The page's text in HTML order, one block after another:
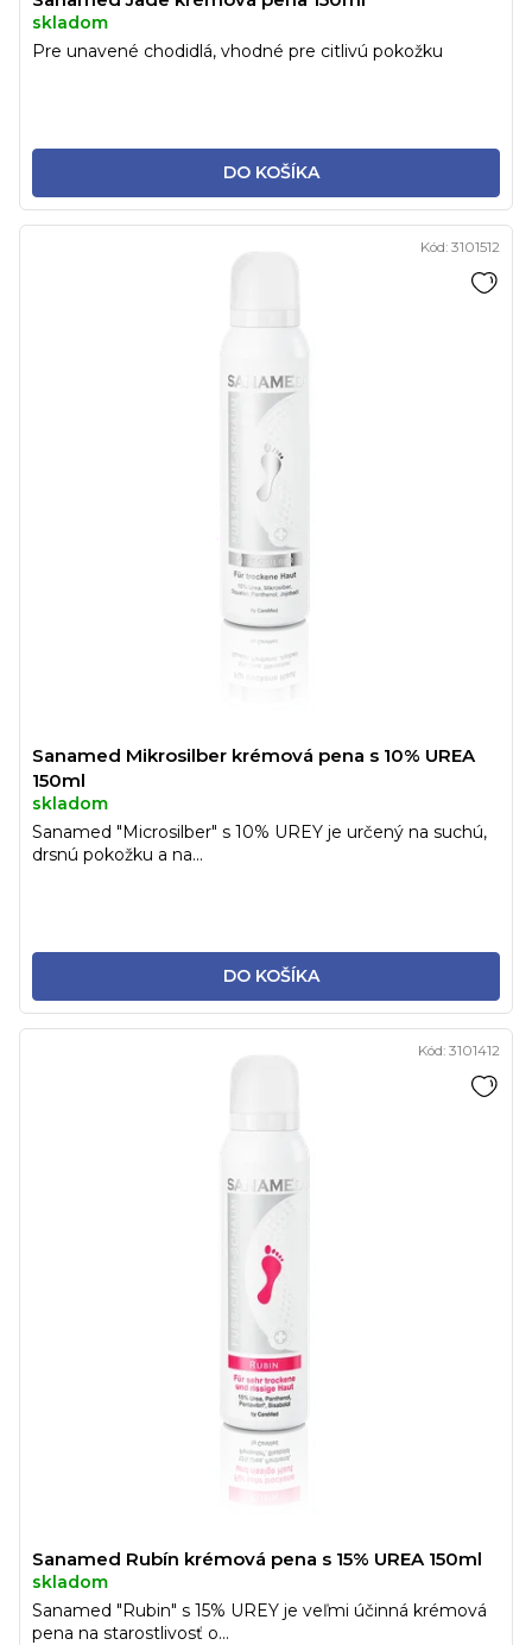
skladom
DO KOŠÍKA
Pre unavené chodidlá, vhodné pre citlivú pokožku
Sanamed Mikrosilber krémová pena s 10% UREA
150ml
skladom
DO KOŠÍKA
Sanamed "Microsilber" s 10% UREY je určený na suchú,
drsnú pokožku a na...
Kód: 3101512
Sanamed Rubín krémová pena s 15% UREA 150ml
skladom
Sanamed "Rubin" s 15% UREY je veľmi účinná krémová
pena na starostlivosť o...
Kód: 3101412